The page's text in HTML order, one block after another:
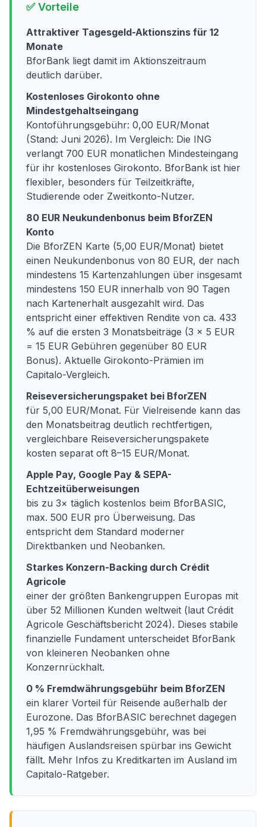
✅ Vorteile
Attraktiver Tagesgeld-Aktionszins für 12
Monate
BforBank liegt damit im Aktionszeitraum
deutlich darüber.
Kostenloses Girokonto ohne
Mindestgehaltseingang
Kontoführungsgebühr: 0,00 EUR/Monat
(Stand: Juni 2026). Im Vergleich: Die ING
verlangt 700 EUR monatlichen Mindesteingang
für ihr kostenloses Girokonto. BforBank ist hier
flexibler, besonders für Teilzeitkräfte,
Studierende oder Zweitkonto-Nutzer.
80 EUR Neukundenbonus beim BforZEN
Konto
Die BforZEN Karte (5,00 EUR/Monat) bietet
einen Neukundenbonus von 80 EUR, der nach
mindestens 15 Kartenzahlungen über insgesamt
mindestens 150 EUR innerhalb von 90 Tagen
nach Kartenerhalt ausgezahlt wird. Das
entspricht einer effektiven Rendite von ca. 433
% auf die ersten 3 Monatsbeiträge (3 × 5 EUR
= 15 EUR Gebühren gegenüber 80 EUR
Bonus). Aktuelle Girokonto-Prämien im
Capitalo-Vergleich.
Reiseversicherungspaket bei BforZEN
für 5,00 EUR/Monat. Für Vielreisende kann das
den Monatsbeitrag deutlich rechtfertigen,
vergleichbare Reiseversicherungspakete
kosten separat oft 8–15 EUR/Monat.
Apple Pay, Google Pay & SEPA-
Echtzeitüberweisungen
bis zu 3× täglich kostenlos beim BforBASIC,
max. 500 EUR pro Überweisung. Das
entspricht dem Standard moderner
Direktbanken und Neobanken.
Starkes Konzern-Backing durch Crédit
Agricole
einer der größten Bankengruppen Europas mit
über 52 Millionen Kunden weltweit (laut Crédit
Agricole Geschäftsbericht 2024). Dieses stabile
finanzielle Fundament unterscheidet BforBank
von kleineren Neobanken ohne
Konzernrückhalt.
0 % Fremdwährungsgebühr beim BforZEN
ein klarer Vorteil für Reisende außerhalb der
Eurozone. Das BforBASIC berechnet dagegen
1,95 % Fremdwährungsgebühr, was bei
häufigen Auslandsreisen spürbar ins Gewicht
fällt. Mehr Infos zu Kreditkarten im Ausland im
Capitalo-Ratgeber.